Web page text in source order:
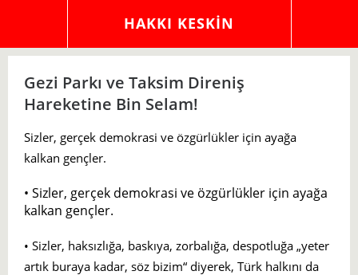
HAKKI KESKIN
Gezi Parkı ve Taksim Direniş
Hareketine Bin Selam!
Sizler, gerçek demokrasi ve özgürlükler için ayağa
kalkan gençler.
• Sizler, gerçek demokrasi ve özgürlükler için ayağa
kalkan gençler.
• Sizler, haksızlığa, baskıya, zorbalığa, despotluğa „yeter
artık buraya kadar, söz bizim“ diyerek, Türk halkını da